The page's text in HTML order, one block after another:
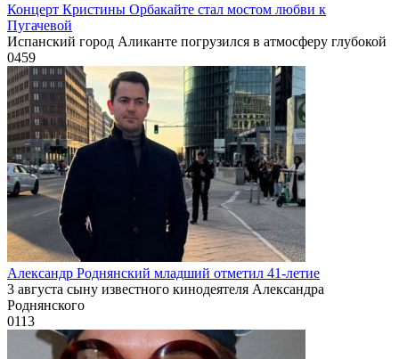
Концерт Кристины Орбакайте стал мостом любви к
Пугачевой
Испанский город Аликанте погрузился в атмосферу глубокой
0459
Александр Роднянский младший отметил 41-летие
3 августа сыну известного кинодеятеля Александра
Роднянского
0113